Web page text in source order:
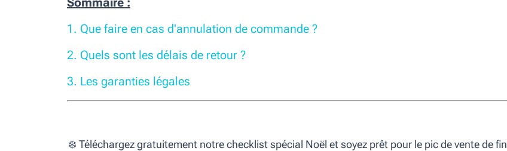
1. Que faire en cas d'annulation de commande ?
2. Quels sont les délais de retour ?
3. Les garanties légales
❄️ Téléchargez gratuitement notre checklist spécial Noël et soyez prêt pour le pic de vente de fin